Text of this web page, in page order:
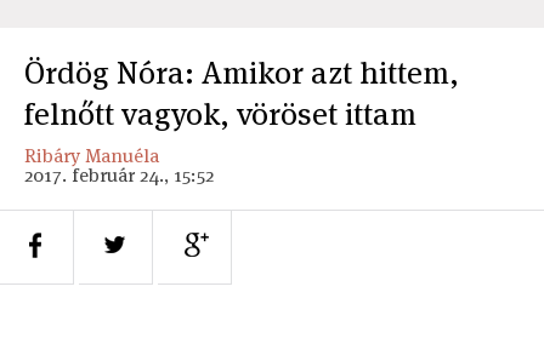
Ördög Nóra: Amikor azt hittem,
felnőtt vagyok, vöröset ittam
Ribáry Manuéla
2017. február 24., 15:52